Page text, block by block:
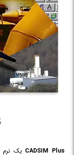
CADSIM Plus یک نرم